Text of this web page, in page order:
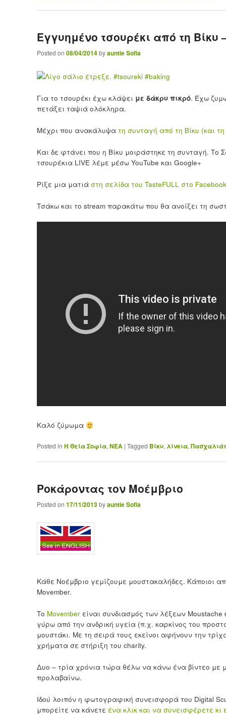
Εγγυημένο τσουρέκι από τη Βίκυ
Posted on 08/04/2014byauntie Sofia
Για το τσουρέκι έχω κλάψει με δάκρυ πικρό. Έχω
πετάξει ταψιά ολόκληρα.
Μέχρι που ανακάλυψα τη συνταγή από τη Βίκυ (και
Και δε φτάνει που η Βίκυ μοιράστηκε τη συνταγή.
τσουρέκια LIVE λέμε μέσω YouTube και Google+
Ρίξε μια ματιά στη σελίδα του TasteFULL στο Facebook
Τσάκω και το stream παρακάτω που θα ανοίξει τη
Καλό ζύμωμα
Posted in H Θεία Σοφία, ΝΕΑ | Tagged Βίκυ, λίνκια,
Ροκάροντας τον Μοέμβριο
Posted on 17/11/2013byauntie Sofia
Κάθε Νοέμβριο γεμίζουμε μουστακαλήδες. Κάποιοι
Movember.
Το Movember είναι συνδιασμός των λέξεων
γύρω από την ανδρική υγεία (π.χ. καρκίνος του
μουστάκι. Με τη σειρά τους εκείνοι αφήνουν την
χρήματα σε στήριξη του charity.
Δυο – τρία χρόνια τώρα θέλω να κάνω ένα βίντεο με
προλαβαίνω.
Ιδού λοιπόν η φωτογραφική συνεισφορά του Digital
μπορείτε να κάνετε ένα κλικ και να συνεισφέρετε κι